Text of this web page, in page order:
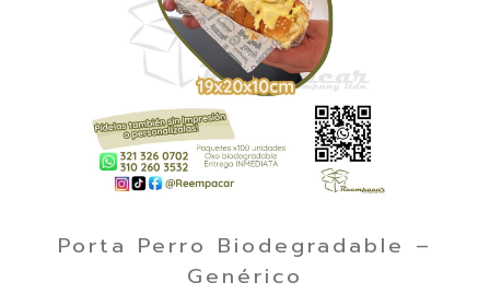
Porta Perro Biodegradable –
Genérico